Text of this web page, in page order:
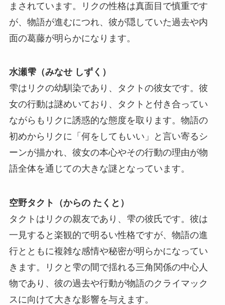
まされています。リクの性格は真面目で慎重です
が、物語が進むにつれ、彼が隠していた過去や内
面の葛藤が明らかになります。
水瀬雫（みなせ しずく）
雫はリクの幼馴染であり、タクトの彼女です。彼
女の行動は謎めいており、タクトと付き合ってい
ながらもリクに誘惑的な態度を取ります。物語の
初めからリクに「何をしてもいい」と言い寄るシ
ーンが描かれ、彼女の本心やその行動の理由が物
語全体を通じての大きな謎となっています。
空野タクト（からの たくと）
タクトはリクの親友であり、雫の彼氏です。彼は
一見すると楽観的で明るい性格ですが、物語の進
行とともに複雑な感情や秘密が明らかになってい
きます。リクと雫の間で揺れる三角関係の中心人
物であり、彼の過去や行動が物語のクライマック
スに向けて大きな影響を与えます。